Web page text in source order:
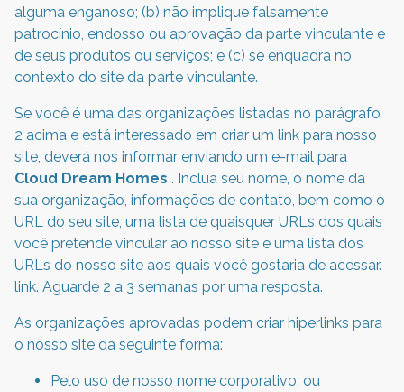
alguma enganoso; (b) não implique falsamente
patrocínio, endosso ou aprovação da parte vinculante e
de seus produtos ou serviços; e (c) se enquadra no
contexto do site da parte vinculante.
Se você é uma das organizações listadas no parágrafo
2 acima e está interessado em criar um link para nosso
site, deverá nos informar enviando um e-mail para
Cloud Dream Homes . Inclua seu nome, o nome da
sua organização, informações de contato, bem como o
URL do seu site, uma lista de quaisquer URLs dos quais
você pretende vincular ao nosso site e uma lista dos
URLs do nosso site aos quais você gostaria de acessar.
link. Aguarde 2 a 3 semanas por uma resposta.
As organizações aprovadas podem criar hiperlinks para
o nosso site da seguinte forma:
Pelo uso de nosso nome corporativo; ou